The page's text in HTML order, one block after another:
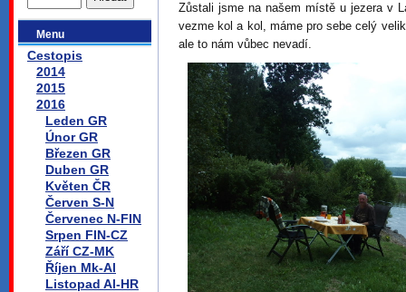
Menu
Cestopis
2014
2015
2016
Leden GR
Únor GR
Březen GR
Duben GR
Květen ČR
Červen S-N
Červenec N-FIN
Srpen FIN-CZ
Září CZ-MK
Říjen Mk-Al
Listopad Al-HR
Zůstali jsme na našem místě u jezera v
vezme kol a kol, máme pro sebe celý
ale to nám vůbec nevadí.